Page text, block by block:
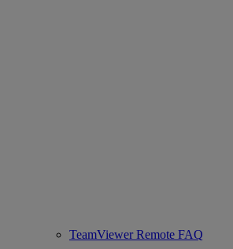
TeamViewer Remote FAQ